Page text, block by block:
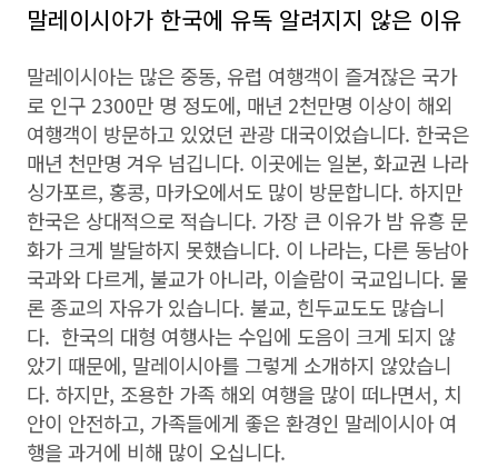
말레이시아가 한국에 유독 알려지지 않은 이유
말레이시아는 많은 중동, 유럽 여행객이 즐겨잖은 국가
로 인구 2300만 명 정도에, 매년 2천만명 이상이 해외
여행객이 방문하고 있었던 관광 대국이었습니다. 한국은
매년 천만명 겨우 넘깁니다. 이곳에는 일본, 화교권 나라
싱가포르, 홍콩, 마카오에서도 많이 방문합니다. 하지만
한국은 상대적으로 적습니다. 가장 큰 이유가 밤 유흥 문
화가 크게 발달하지 못했습니다. 이 나라는, 다른 동남아
국과와 다르게, 불교가 아니라, 이슬람이 국교입니다. 물
론 종교의 자유가 있습니다. 불교, 힌두교도도 많습니
다. 한국의 대형 여행사는 수입에 도음이 크게 되지 않
았기 때문에, 말레이시아를 그렇게 소개하지 않았습니
다. 하지만, 조용한 가족 해외 여행을 많이 떠나면서, 치
안이 안전하고, 가족들에게 좋은 환경인 말레이시아 여
행을 과거에 비해 많이 오십니다.